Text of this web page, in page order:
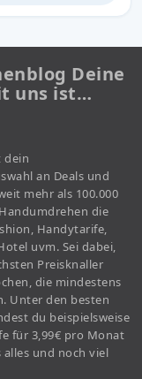
Deine
uns ist…
dein
an Deals und
mehr als 100.000
die
Handytarife,
uvm. Sei dabei,
Preisknaller
die mindestens
Unter den besten
du beispielsweise
für 3,99€ pro Monat
alles und noch viel